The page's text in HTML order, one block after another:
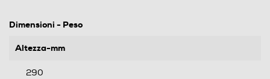
Dimensioni - Peso
Altezza-mm
290